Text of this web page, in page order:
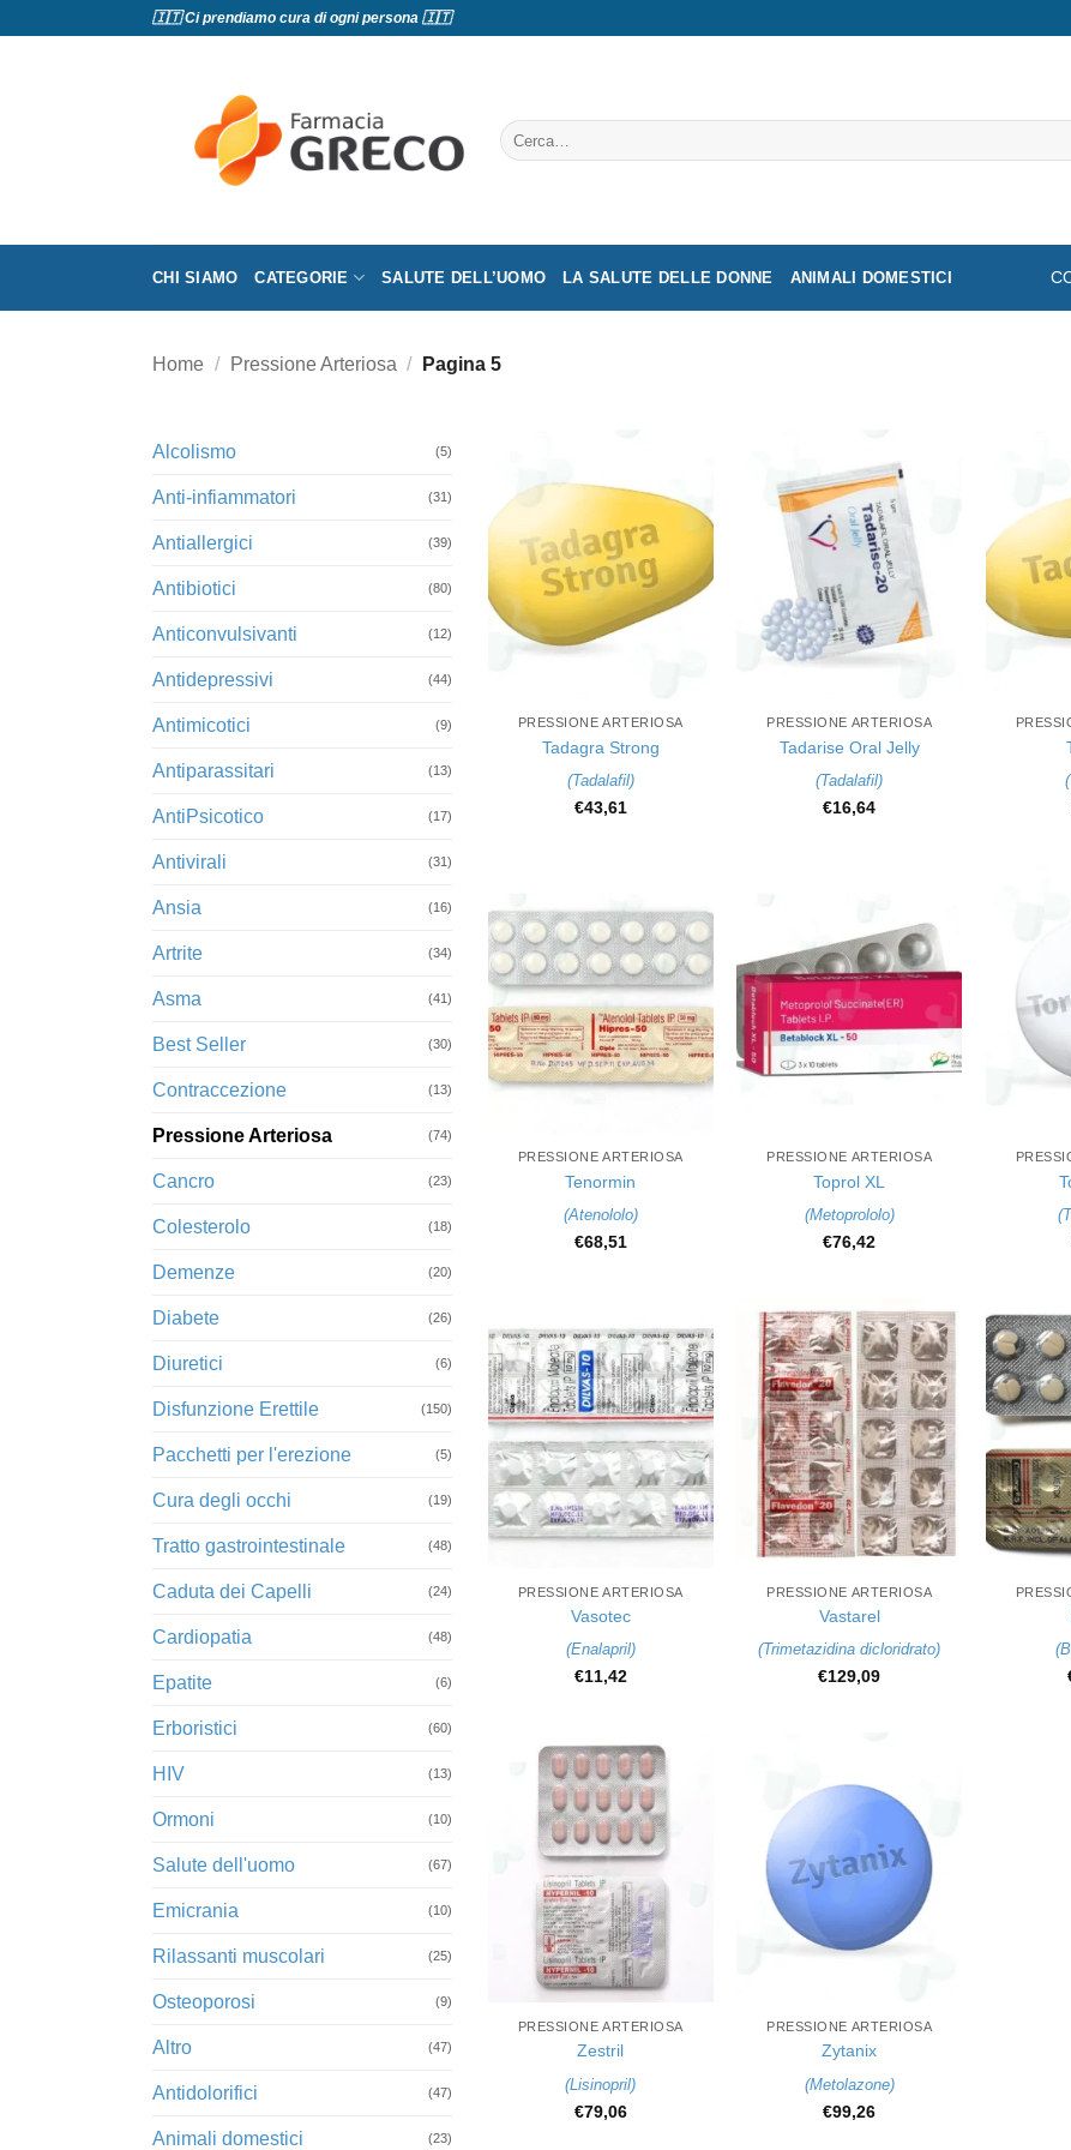
🇮🇹 Ci prendiamo cura di ogni persona 🇮🇹
Cerca:
CHI SIAMO CATEGORIE SALUTE DELL’UOMO LA SALUTE DELLE DONNE ANIMALI DOMESTICI
Home / Pressione Arteriosa / Pagina 5
Alcolismo (5)
Anti-infiammatori (31)
Antiallergici (39)
Antibiotici (80)
Anticonvulsivanti (12)
Antidepressivi (44)
Antimicotici (9)
Antiparassitari (13)
AntiPsicotico (17)
Antivirali (31)
Ansia (16)
Artrite (34)
Asma (41)
Best Seller (30)
Contraccezione (13)
Pressione Arteriosa (74)
Cancro (23)
Colesterolo (18)
Demenze (20)
Diabete (26)
Diuretici (6)
Disfunzione Erettile (150)
Pacchetti per l'erezione (5)
Cura degli occhi (19)
Tratto gastrointestinale (48)
Caduta dei Capelli (24)
Cardiopatia (48)
Epatite (6)
Erboristici (60)
HIV (13)
Ormoni (10)
Salute dell'uomo (67)
Emicrania (10)
Rilassanti muscolari (25)
Osteoporosi (9)
Altro (47)
Antidolorifici (47)
Animali domestici (23)
PRESSIONE ARTERIOSA
Tadagra Strong
(Tadalafil)
€43,61
PRESSIONE ARTERIOSA
Tadarise Oral Jelly
(Tadalafil)
€16,64
(
PRESSIONE ARTERIOSA
Tenormin
(Atenololo)
€68,51
PRESSIONE ARTERIOSA
Toprol XL
(Metoprololo)
€76,42
(
+
PRESSIONE ARTERIOSA
Vasotec
(Enalapril)
€11,42
+
PRESSIONE ARTERIOSA
Vastarel
(Trimetazidina dicloridrato)
€129,09
+
(
PRESSIONE ARTERIOSA
Zestril
(Lisinopril)
€79,06
PRESSIONE ARTERIOSA
Zytanix
(Metolazone)
€99,26